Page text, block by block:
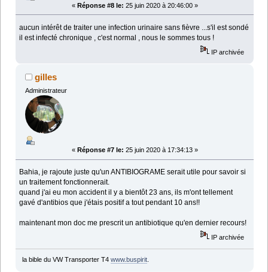
« Réponse #8 le: 25 juin 2020 à 20:46:00 »
aucun intérêt de traiter une infection urinaire sans fièvre ...s'il est sondé
il est infecté chronique , c'est normal , nous le sommes tous !
IP archivée
gilles
Administrateur
« Réponse #7 le: 25 juin 2020 à 17:34:13 »
Bahia, je rajoute juste qu'un ANTIBIOGRAME serait utile pour savoir si
un traitement fonctionnerait.
quand j'ai eu mon accident il y a bientôt 23 ans, ils m'ont tellement
gavé d'antibios que j'étais positif a tout pendant 10 ans!!
maintenant mon doc me prescrit un antibiotique qu'en dernier recours!
IP archivée
la bible du VW Transporter T4 www.buspirit.